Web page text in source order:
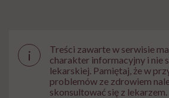
i
Treści zawarte w serwisie
charakter informacyjny i nie
lekarskiej. Pamiętaj, że w
problemów ze zdrowiem
skonsultować się z lekarzem.